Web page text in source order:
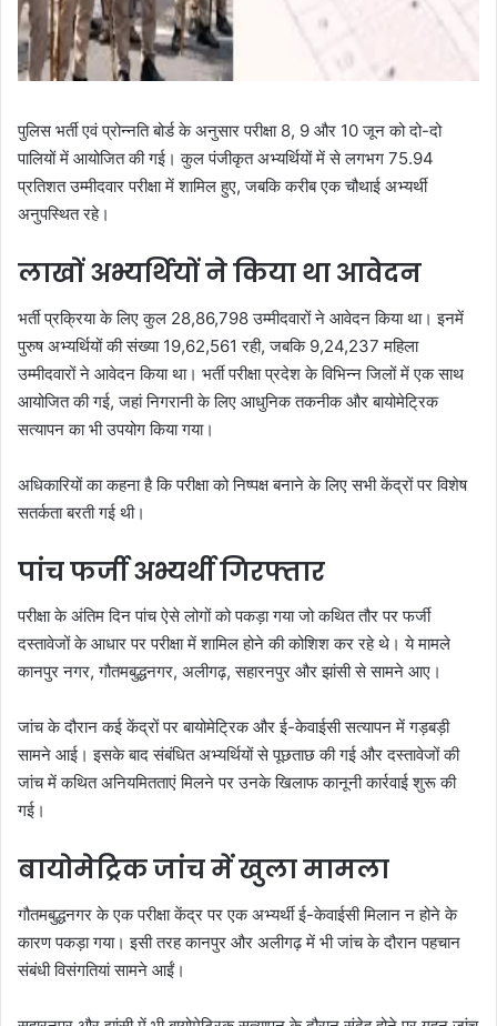
पुलिस भर्ती एवं प्रोन्नति बोर्ड के अनुसार परीक्षा 8, 9 और 10 जून को दो-दो
पालियों में आयोजित की गई। कुल पंजीकृत अभ्यर्थियों में से लगभग 75.94
प्रतिशत उम्मीदवार परीक्षा में शामिल हुए, जबकि करीब एक चौथाई अभ्यर्थी
अनुपस्थित रहे।
लाखों अभ्यर्थियों ने किया था आवेदन
भर्ती प्रक्रिया के लिए कुल 28,86,798 उम्मीदवारों ने आवेदन किया था। इनमें
पुरुष अभ्यर्थियों की संख्या 19,62,561 रही, जबकि 9,24,237 महिला
उम्मीदवारों ने आवेदन किया था। भर्ती परीक्षा प्रदेश के विभिन्न जिलों में एक साथ
आयोजित की गई, जहां निगरानी के लिए आधुनिक तकनीक और बायोमेट्रिक
सत्यापन का भी उपयोग किया गया।
अधिकारियों का कहना है कि परीक्षा को निष्पक्ष बनाने के लिए सभी केंद्रों पर विशेष
सतर्कता बरती गई थी।
पांच फर्जी अभ्यर्थी गिरफ्तार
परीक्षा के अंतिम दिन पांच ऐसे लोगों को पकड़ा गया जो कथित तौर पर फर्जी
दस्तावेजों के आधार पर परीक्षा में शामिल होने की कोशिश कर रहे थे। ये मामले
कानपुर नगर, गौतमबुद्धनगर, अलीगढ़, सहारनपुर और झांसी से सामने आए।
जांच के दौरान कई केंद्रों पर बायोमेट्रिक और ई-केवाईसी सत्यापन में गड़बड़ी
सामने आई। इसके बाद संबंधित अभ्यर्थियों से पूछताछ की गई और दस्तावेजों की
जांच में कथित अनियमितताएं मिलने पर उनके खिलाफ कानूनी कार्रवाई शुरू की
गई।
बायोमेट्रिक जांच में खुला मामला
गौतमबुद्धनगर के एक परीक्षा केंद्र पर एक अभ्यर्थी ई-केवाईसी मिलान न होने के
कारण पकड़ा गया। इसी तरह कानपुर और अलीगढ़ में भी जांच के दौरान पहचान
संबंधी विसंगतियां सामने आईं।